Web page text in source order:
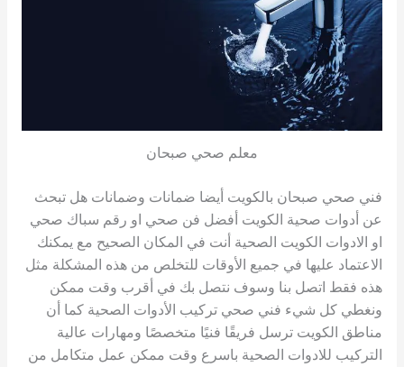
معلم صحي صبحان
فني صحي صبحان بالكويت أيضا ضمانات وضمانات هل تبحث
عن أدوات صحية الكويت أفضل فن صحي او رقم سباك صحي
او الادوات الكويت الصحية أنت في المكان الصحيح مع يمكنك
الاعتماد عليها في جميع الأوقات للتخلص من هذه المشكلة مثل
هذه فقط اتصل بنا وسوف نتصل بك في أقرب وقت ممكن
ونغطي كل شيء فني صحي تركيب الأدوات الصحية كما أن
مناطق الكويت ترسل فريقًا فنيًا متخصصًا ومهارات عالية
التركيب للادوات الصحية باسرع وقت ممكن عمل متكامل من